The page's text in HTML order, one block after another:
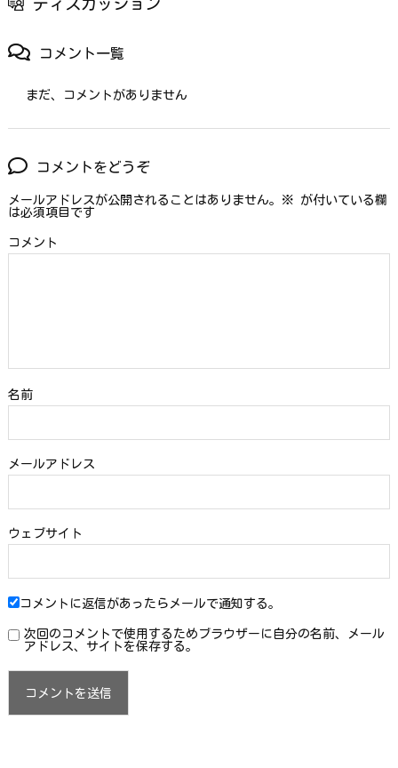
ディスカッション
コメント一覧
まだ、コメントがありません
コメントをどうぞ
メールアドレスが公開されることはありません。 ※ が付いている欄
は必須項目です
コメント
名前
メールアドレス
ウェブサイト
コメントに返信があったらメールで通知する。
次回のコメントで使用するためブラウザーに自分の名前、メール
アドレス、サイトを保存する。